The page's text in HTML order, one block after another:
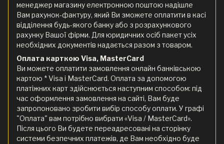
менеджер магазину електронною поштою надішле
Вам рахунок-фактуру, який Ви зможете оплатити в касі
відділення будь-якого банку або з розрахункового
рахунку Вашої фірми. Для юридичних осіб пакет усіх
необхідних документів надається разом з товаром.
Оплата карткою Visa, MasterCard
Ви можете оплатити замовлення онлайн банківською
картою * Visa і MasterCard. Оплата за допомогою
платіжних карт здійснюється наступним способом: під
час оформлення замовлення на сайті, Вам буде
запропоновано зробити вибір способу оплати. У графі
"Оплата" вам потрібно вибрати «Visa / MasterCard».
Після цього Ви будете переадресовані на сторінку
системи безпечних платежів, де Вам необхідно буде